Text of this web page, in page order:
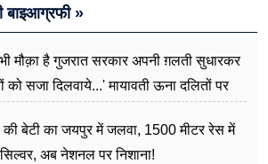
बाइआग्रफी »
मौक़ा है गुजरात सरकार अपनी ग़लती सुधारकर
को सजा दिलवाये...' मायावती ऊना दलितों पर
बेटी का जयपुर में जलवा, 1500 मीटर रेस में
अब नेशनल पर निशाना!